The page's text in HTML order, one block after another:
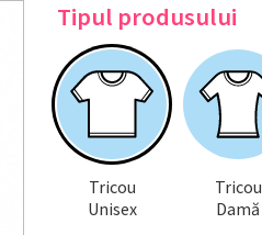
Tipul produsului
Tricou
Unisex
Tricou
Damă